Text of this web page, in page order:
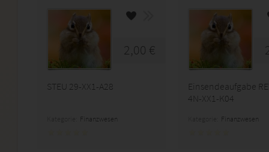
2,00 €
STEU 29-XX1-A28
Finanzwesen
Einsendeaufgabe
4N-XX1-K04
Finanzwesen